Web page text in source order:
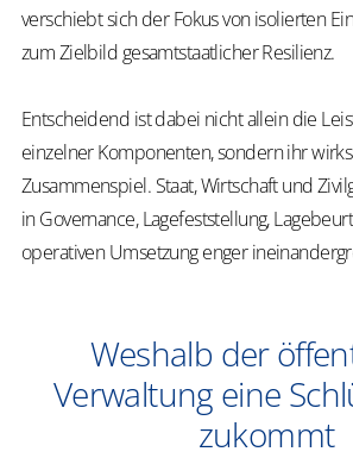
verschiebt sich der Fokus von isolierten
zum Zielbild gesamtstaatlicher Resilienz.
Entscheidend ist dabei nicht allein die
einzelner Komponenten, sondern ihr
Zusammenspiel. Staat, Wirtschaft und
in Governance, Lagefeststellung,
operativen Umsetzung enger
Weshalb der
Verwaltung eine
zukommt